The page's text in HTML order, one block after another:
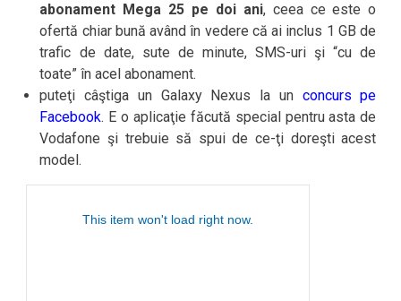
abonament Mega 25 pe doi ani, ceea ce este o
ofertă chiar bună având în vedere că ai inclus 1 GB de
trafic de date, sute de minute, SMS-uri şi “cu de
toate” în acel abonament.
puteţi câştiga un Galaxy Nexus la un concurs pe
Facebook. E o aplicaţie făcută special pentru asta de
Vodafone şi trebuie să spui de ce-ţi doreşti acest
model.